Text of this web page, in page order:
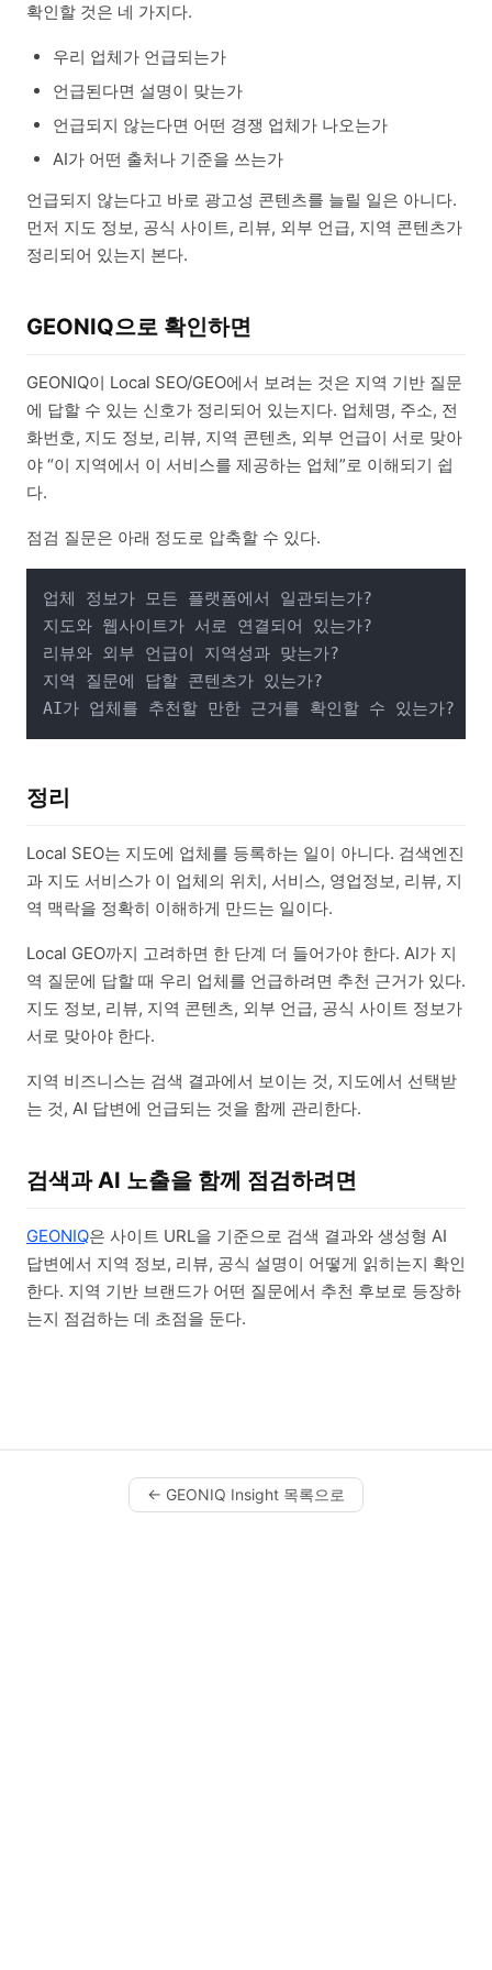
확인할 것은 네 가지다.
우리 업체가 언급되는가
언급된다면 설명이 맞는가
언급되지 않는다면 어떤 경쟁 업체가 나오는가
AI가 어떤 출처나 기준을 쓰는가
언급되지 않는다고 바로 광고성 콘텐츠를 늘릴 일은 아니다.
먼저 지도 정보, 공식 사이트, 리뷰, 외부 언급, 지역 콘텐츠가
정리되어 있는지 본다.
GEONIQ으로 확인하면
GEONIQ이 Local SEO/GEO에서 보려는 것은 지역 기반 질문
에 답할 수 있는 신호가 정리되어 있는지다. 업체명, 주소, 전
화번호, 지도 정보, 리뷰, 지역 콘텐츠, 외부 언급이 서로 맞아
야 “이 지역에서 이 서비스를 제공하는 업체”로 이해되기 쉽
다.
점검 질문은 아래 정도로 압축할 수 있다.
업체 정보가 모든 플랫폼에서 일관되는가?
지도와 웹사이트가 서로 연결되어 있는가?
리뷰와 외부 언급이 지역성과 맞는가?
지역 질문에 답할 콘텐츠가 있는가?
정리
Local SEO는 지도에 업체를 등록하는 일이 아니다. 검색엔진
과 지도 서비스가 이 업체의 위치, 서비스, 영업정보, 리뷰, 지
역 맥락을 정확히 이해하게 만드는 일이다.
Local GEO까지 고려하면 한 단계 더 들어가야 한다. AI가 지
역 질문에 답할 때 우리 업체를 언급하려면 추천 근거가 있다.
지도 정보, 리뷰, 지역 콘텐츠, 외부 언급, 공식 사이트 정보가
서로 맞아야 한다.
지역 비즈니스는 검색 결과에서 보이는 것, 지도에서 선택받
는 것, AI 답변에 언급되는 것을 함께 관리한다.
검색과 AI 노출을 함께 점검하려면
GEONIQ은 사이트 URL을 기준으로 검색 결과와 생성형 AI
답변에서 지역 정보, 리뷰, 공식 설명이 어떻게 읽히는지 확인
한다. 지역 기반 브랜드가 어떤 질문에서 추천 후보로 등장하
는지 점검하는 데 초점을 둔다.
← GEONIQ Insight 목록으로